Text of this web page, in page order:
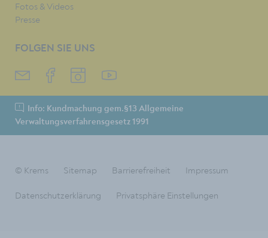
Fotos & Videos
Presse
FOLGEN SIE UNS
Info: Kundmachung gem.§13 Allgemeine
Verwaltungsverfahrensgesetz 1991
© Krems Sitemap Barrierefreiheit Impressum
Datenschutzerklärung Privatsphäre Einstellungen